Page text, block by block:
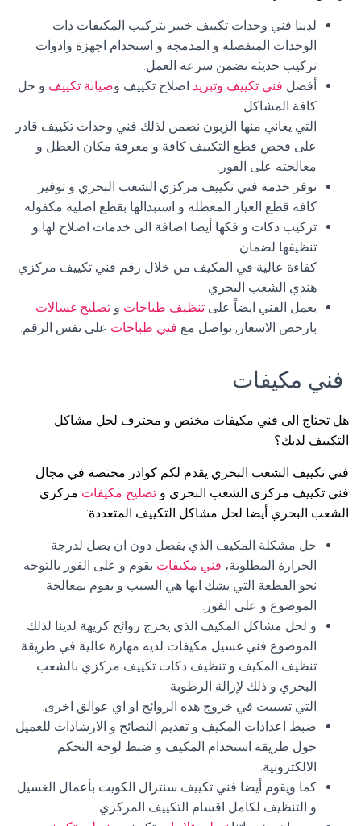
لدينا فني وحدات تكييف خبير بتركيب المكيفات ذات
الوحدات المنفصلة و المدمجة و استخدام اجهزة وادوات
تركيب حديثة تضمن سرعة العمل.
أفضل فني تكييف وتبريد اصلاح تكييف وصيانة تكييف و حل
كافة المشاكل
التي يعاني منها الزبون نضمن لذلك فني وحدات تكييف قادر
على فحص قطع التكييف كافة و معرفة مكان العطل و
معالجته على الفور.
نوفر خدمة فني تكييف مركزي الشعب البحري و توفير
كافة قطع الغيار المعطلة و استبدالها بقطع اصلية مكفولة.
تركيب دكات و فكها أيضا اضافة الى خدمات اصلاح لها و
تنظيفها لضمان
كفاءة عالية في المكيف من خلال رقم فني تكييف مركزي
هندي الشعب البحري
يعمل الفني ايضاً على تنظيف طباخات و تصليح غسالات
بارخص الاسعار, تواصل مع فني طباخات على نفس الرقم.
فني مكيفات
هل تحتاج الى فني مكيفات مختص و محترف لحل مشاكل
التكييف لديك؟
فني تكييف الشعب البحري يقدم لكم كوادر مختصة في مجال
فني تكييف مركزي الشعب البحري و تصليح مكيفات مركزي
الشعب البحري أيضا لحل مشاكل التكييف المتعددة:
حل مشكلة المكيف الذي يفصل دون ان يصل لدرجة
الحرارة المطلوبة، فني مكيفات يقوم و على الفور بالتوجه
نحو القطعة التي يشك انها هي السبب و يقوم بمعالجة
الموضوع و على الفور.
و لحل مشاكل المكيف الذي يخرج روائح كريهة لدينا لذلك
الموضوع فني غسيل مكيفات لديه مهارة عالية في طريقة
تنظيف المكيف و تنظيف دكات تكييف مركزي بالشعب
البحري و ذلك لإزالة الرطوبة
التي تسببت في خروج هذه الروائح او اي عوالق اخرى.
ضبط اعدادات المكيف و تقديم النصائح و الارشادات للعميل
حول طريقة استخدام المكيف و ضبط لوحة التحكم
الالكترونية.
كما ويقوم أيضا فني تكييف سنترال الكويت بأعمال الغسيل
و التنظيف لكامل اقسام التكييف المركزي.